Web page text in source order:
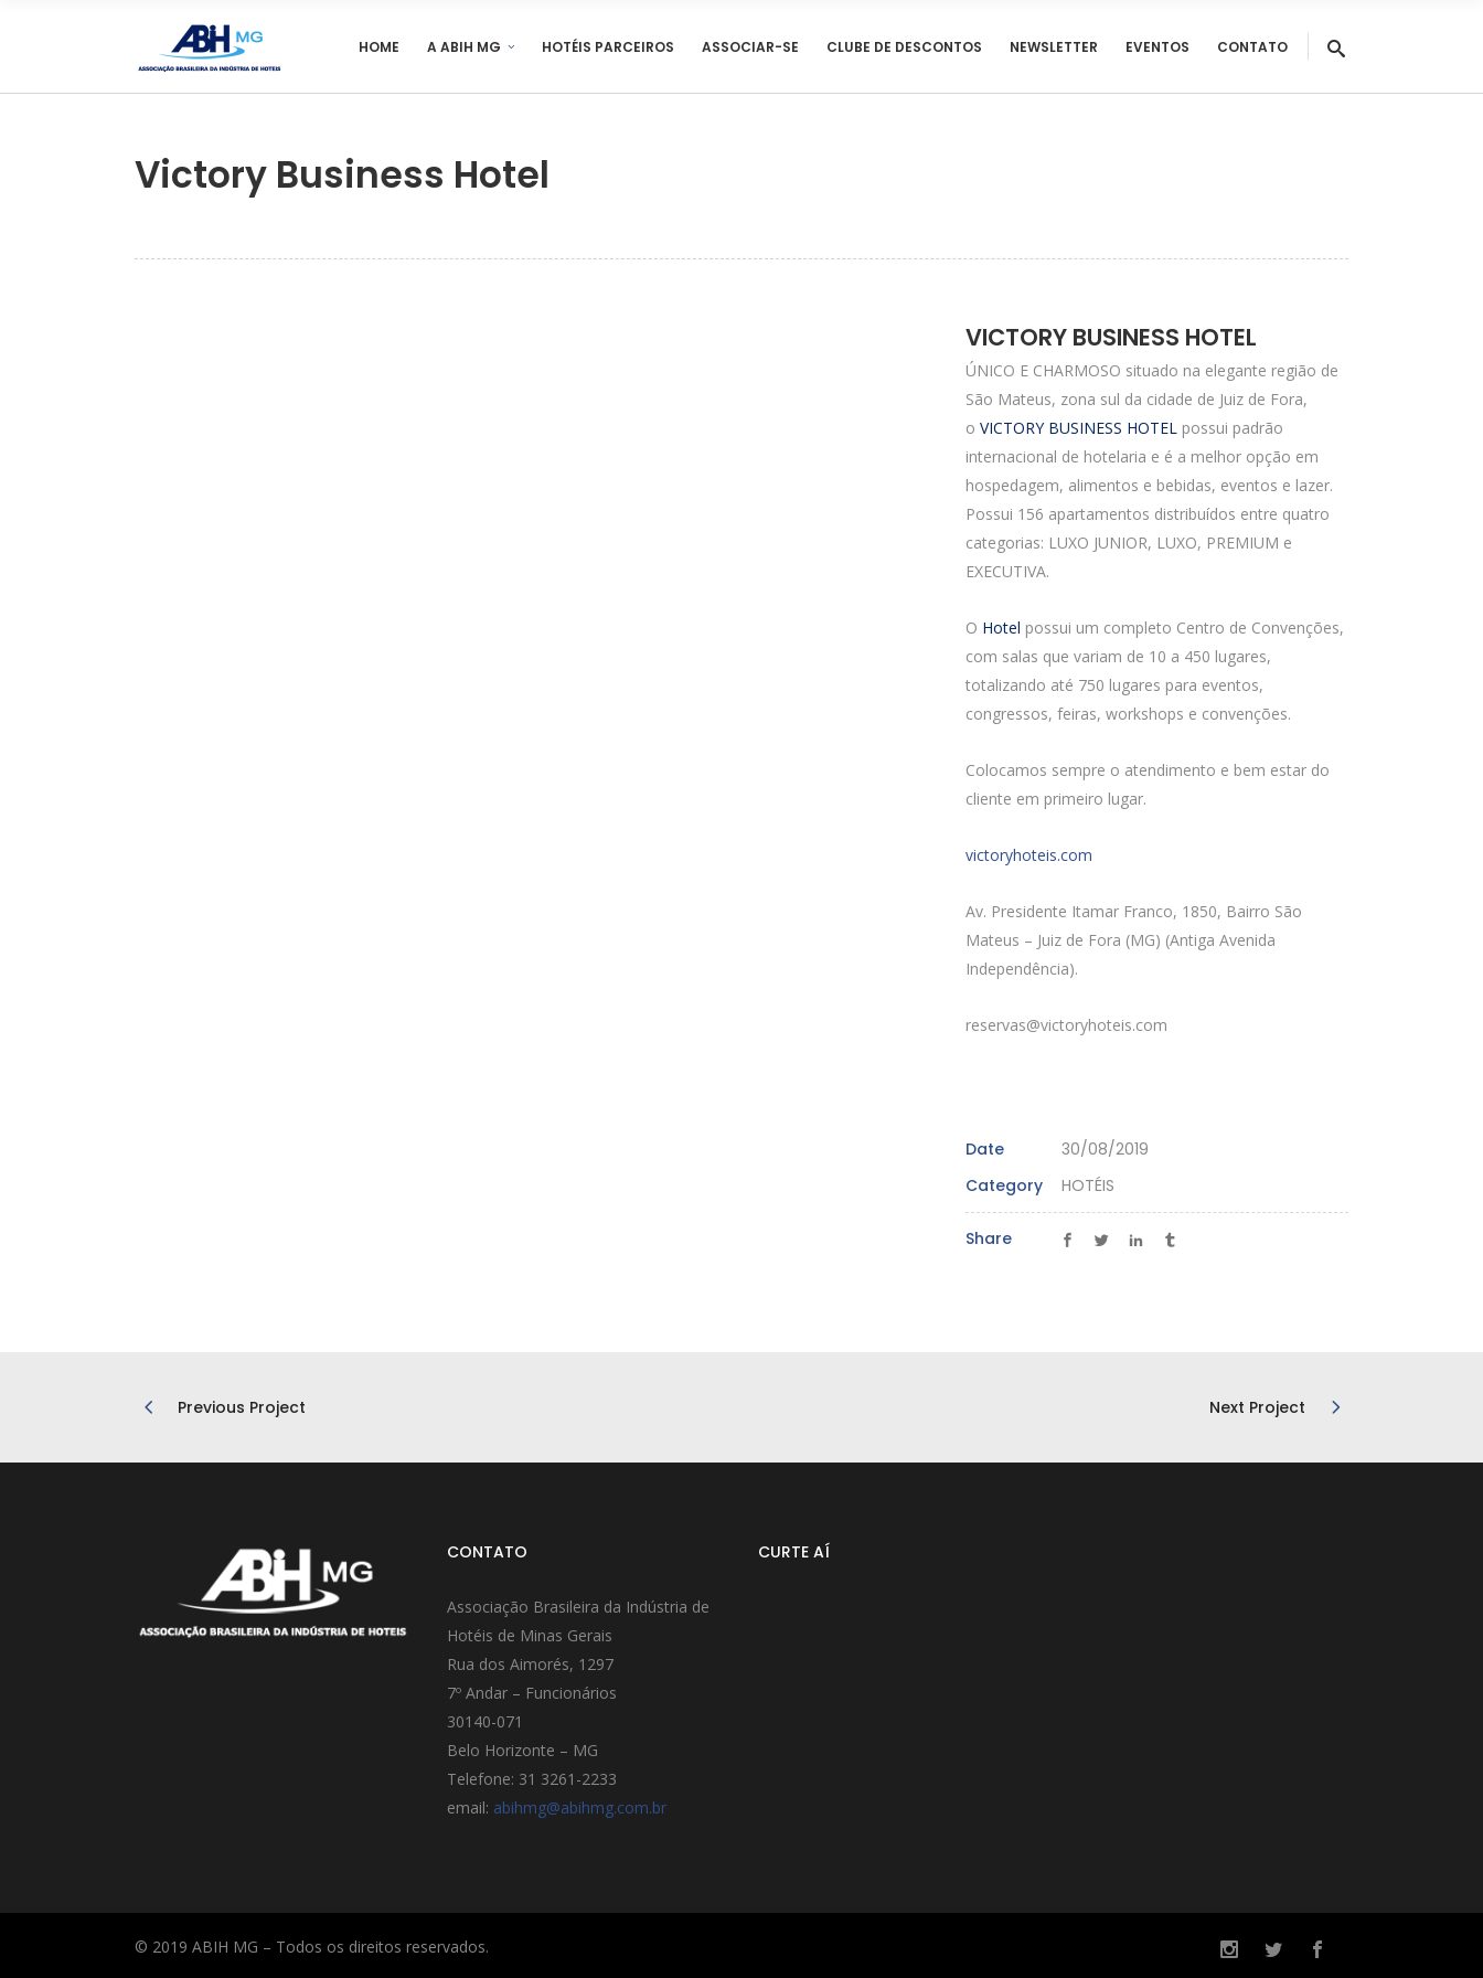
HOME A ABIH MG HOTÉIS PARCEIROS ASSOCIAR-SE CLUBE DE DESCONTOS NEWSLETTER EVENTOS CONTATO
Victory Business Hotel
VICTORY BUSINESS HOTEL
ÚNICO E CHARMOSO situado na elegante região de
São Mateus, zona sul da cidade de Juiz de Fora,
o VICTORY BUSINESS HOTEL possui padrão
internacional de hotelaria e é a melhor opção em
hospedagem, alimentos e bebidas, eventos e lazer.
Possui 156 apartamentos distribuídos entre quatro
categorias: LUXO JUNIOR, LUXO, PREMIUM e
EXECUTIVA.
O Hotel possui um completo Centro de Convenções,
com salas que variam de 10 a 450 lugares,
totalizando até 750 lugares para eventos,
congressos, feiras, workshops e convenções.
Colocamos sempre o atendimento e bem estar do
cliente em primeiro lugar.
victoryhoteis.com
Av. Presidente Itamar Franco, 1850, Bairro São
Mateus – Juiz de Fora (MG) (Antiga Avenida
Independência).
reservas@victoryhoteis.com
Date
30/08/2019
Category
HOTÉIS
Share
Previous Project Next Project
CONTATO
Associação Brasileira da Indústria de
Hotéis de Minas Gerais
Rua dos Aimorés, 1297
7º Andar – Funcionários
30140-071
Belo Horizonte – MG
Telefone: 31 3261-2233
email: abihmg@abihmg.com.br
CURTE AÍ
© 2019 ABIH MG – Todos os direitos reservados.